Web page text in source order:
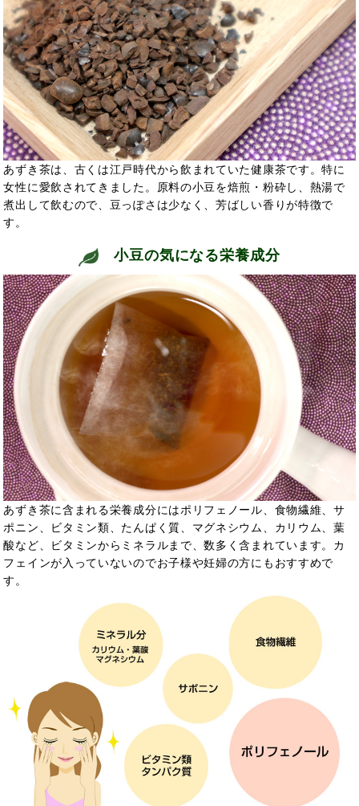
あずき茶は、古くは江戸時代から飲まれていた健康茶です。特に
女性に愛飲されてきました。原料の小豆を焙煎・粉砕し、熱湯で
煮出して飲むので、豆っぽさは少なく、芳ばしい香りが特徴で
す。
小豆の気になる栄養成分
あずき茶に含まれる栄養成分にはポリフェノール、食物繊維、サ
ポニン、ビタミン類、たんぱく質、マグネシウム、カリウム、葉
酸など、ビタミンからミネラルまで、数多く含まれています。カ
フェインが入っていないのでお子様や妊婦の方にもおすすめで
す。